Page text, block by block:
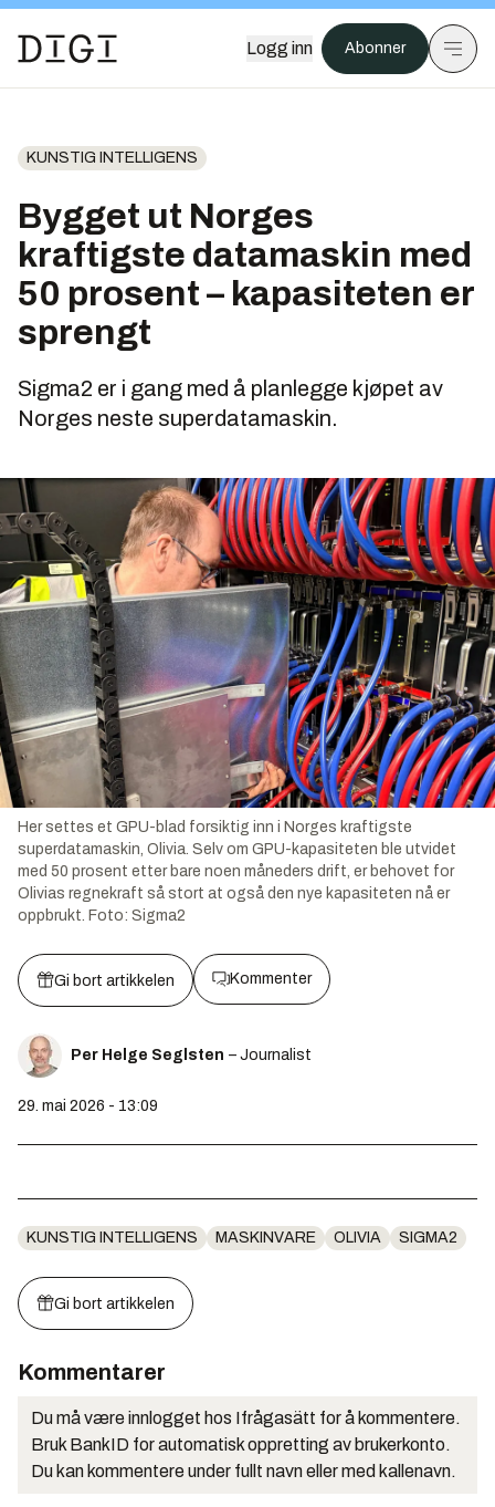
Logg inn Abonner
KUNSTIG INTELLIGENS
Bygget ut Norges
kraftigste datamaskin med
50 prosent – kapasiteten er
sprengt
Sigma2 er i gang med å planlegge kjøpet av
Norges neste superdatamaskin.
Her settes et GPU-blad forsiktig inn i Norges kraftigste
superdatamaskin, Olivia. Selv om GPU-kapasiteten ble utvidet
med 50 prosent etter bare noen måneders drift, er behovet for
Olivias regnekraft så stort at også den nye kapasiteten nå er
oppbrukt. Foto: Sigma2
Gi bort artikkelen Kommenter
Per Helge Seglsten – Journalist
29. mai 2026 - 13:09
KUNSTIG INTELLIGENS MASKINVARE OLIVIA SIGMA2
Gi bort artikkelen
Kommentarer
Du må være innlogget hos Ifrågasätt for å kommentere.
Bruk BankID for automatisk oppretting av brukerkonto.
Du kan kommentere under fullt navn eller med kallenavn.